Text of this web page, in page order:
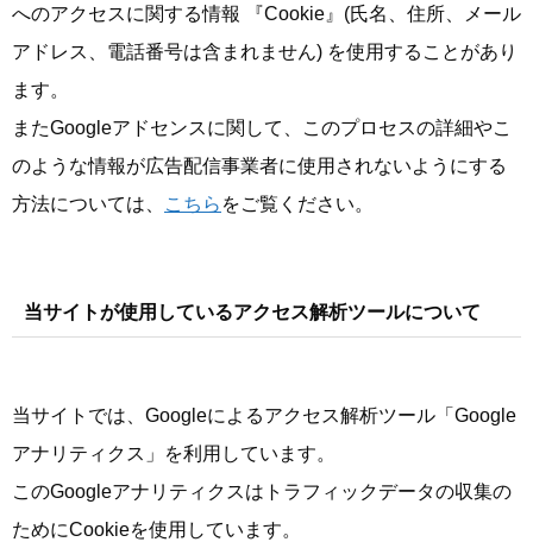
へのアクセスに関する情報 『Cookie』(氏名、住所、メール
アドレス、電話番号は含まれません) を使用することがあり
ます。
またGoogleアドセンスに関して、このプロセスの詳細やこ
のような情報が広告配信事業者に使用されないようにする
方法については、
こちら をご覧ください。
当サイトが使用しているアクセス解析ツールについて
当サイトでは、Googleによるアクセス解析ツール「Google
アナリティクス」を利用しています。
このGoogleアナリティクスはトラフィックデータの収集の
ためにCookieを使用しています。